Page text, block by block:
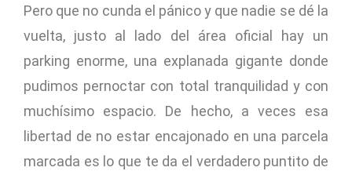
Pero que no cunda el pánico y que nadie se dé la
vuelta, justo al lado del área oficial hay un
parking enorme, una explanada gigante donde
pudimos pernoctar con total tranquilidad y con
muchísimo espacio. De hecho, a veces esa
libertad de no estar encajonado en una parcela
marcada es lo que te da el verdadero puntito de